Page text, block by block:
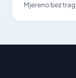
Mjereno bez